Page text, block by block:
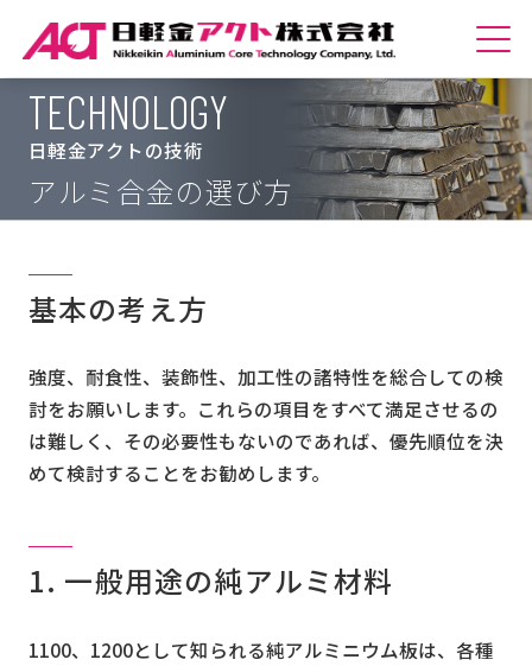
お問い合わせ
ホームへ
会社紹介
商品紹介
技術紹介
採用情報
TECHNOLOGY
日軽金アクトの技術
アルミ合金の選び方
基本の考え方
強度、耐食性、装飾性、加工性の諸特性を総合しての検
討をお願いします。これらの項目をすべて満足させるの
は難しく、その必要性もないのであれば、優先順位を決
めて検討することをお勧めします。
1. 一般用途の純アルミ材料
1100、1200として知られる純アルミニウム板は、各種